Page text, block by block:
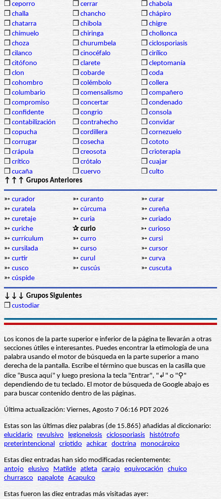
❒ ceporro ❒ cerrar ❒ chabola
❒ challa ❒ chancho ❒ chápiro
❒ chatarra ❒ chibola ❒ chigre
❒ chimuelo ❒ chiringa ❒ chollonca
❒ choza ❒ churumbela ❒ ciclosporiasis
❒ cilanco ❒ cinocéfalo ❒ cirílico
❒ citófono ❒ clarete ❒ cleptomanía
❒ clon ❒ cobarde ❒ coda
❒ cohombro ❒ colémbolo ❒ collera
❒ columbario ❒ comensalismo ❒ compañero
❒ compromiso ❒ concertar ❒ condenado
❒ confidente ❒ congrio ❒ consola
❒ contabilización ❒ contrahecho ❒ convidar
❒ copucha ❒ cordillera ❒ cornezuelo
❒ corrugar ❒ cosecha ❒ cototo
❒ crápula ❒ creosota ❒ crioterapia
❒ crítico ❒ crótalo ❒ cuajar
❒ cucaña ❒ cuervo ❒ culto
↑↑↑ Grupos Anteriores
➳ curador ➳ curanto ➳ curar
➳ curatela ➳ cúrcuma ➳ cureña
➳ curetaje ➳ curia ➳ curiado
➳ curiche ✰ curio ➳ curioso
➳ currículum ➳ curro ➳ cursi
➳ cursilada ➳ curso ➳ cursor
➳ curtir ➳ curul ➳ curva
➳ cusco ➳ cuscús ➳ cuscuta
➳ cúspide
↓↓↓ Grupos Siguientes
❒ custodiar
Los iconos de la parte superior e inferior de la página te llevarán a otras
secciones útiles e interesantes. Puedes encontrar la etimología de una
palabra usando el motor de búsqueda en la parte superior a mano
derecha de la pantalla. Escribe el término que buscas en la casilla que
dice “Busca aquí” y luego presiona la tecla "Entrar", "↲" o "⚲"
dependiendo de tu teclado. El motor de búsqueda de Google abajo es
para buscar contenido dentro de las páginas.
Última actualización: Viernes, Agosto 7 06:16 PDT 2026
Estas son las últimas diez palabras (de 15.865) añadidas al diccionario:
elucidario
revulsivo legionelosis ciclosporiasis
histótrofo
preterintencional críptido achicar doctrina monocárpico
Estas diez entradas han sido modificadas recientemente:
antojo elusivo Matilde atleta carajo equivocación
chuico
churrasco
papalote Acapulco
Estas fueron las diez entradas más visitadas ayer: